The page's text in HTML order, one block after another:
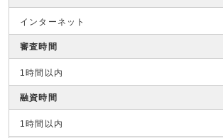
インターネット
審査時間
1時間以内
融資時間
1時間以内